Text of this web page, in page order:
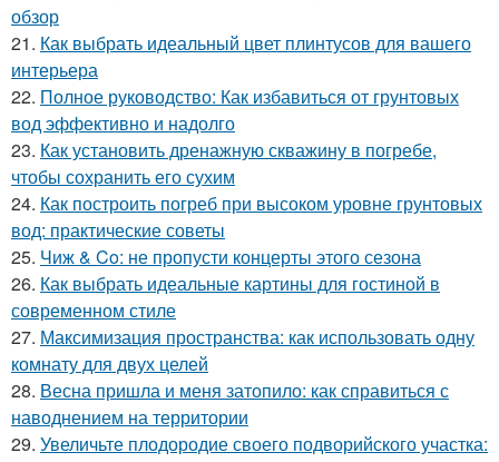
обзор
21. Как выбрать идеальный цвет плинтусов для вашего
интерьера
22. Полное руководство: Как избавиться от грунтовых
вод эффективно и надолго
23. Как установить дренажную скважину в погребе,
чтобы сохранить его сухим
24. Как построить погреб при высоком уровне грунтовых
вод: практические советы
25. Чиж & Co: не пропусти концерты этого сезона
26. Как выбрать идеальные картины для гостиной в
современном стиле
27. Максимизация пространства: как использовать одну
комнату для двух целей
28. Весна пришла и меня затопило: как справиться с
наводнением на территории
29. Увеличьте плодородие своего подворийского участка: